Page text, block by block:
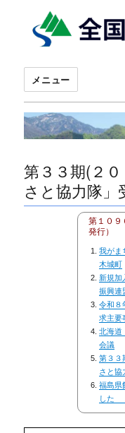
メニュー
第３３期(２
さと協力隊」
第１０９
発行）
我がま
木城町
新規加
振興連
令和８
求主要
北海道
会議
第３３
さと協
福島県
し